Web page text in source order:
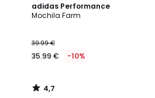
adidas Performance
Mochila Farm
39.99 €
35.99 € -10%
4,7
/ 5
4,7
/